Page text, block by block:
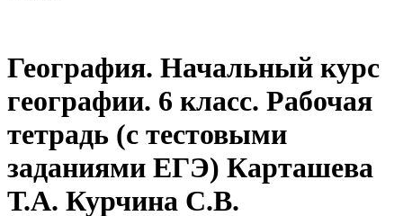
География. Начальный курс
географии. 6 класс. Рабочая
тетрадь (с тестовыми
заданиями ЕГЭ) Карташева
Т.А. Курчина С.В.